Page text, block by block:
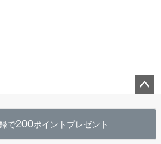
へ
で200ポイントプレゼント